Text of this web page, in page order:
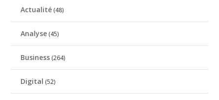
Actualité (48)
Analyse (45)
Business (264)
Digital (52)